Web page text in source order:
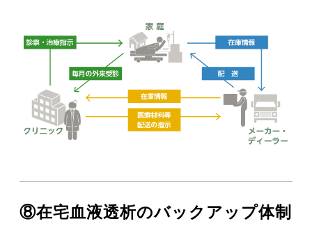
⑧在宅血液透析のバックアップ体制